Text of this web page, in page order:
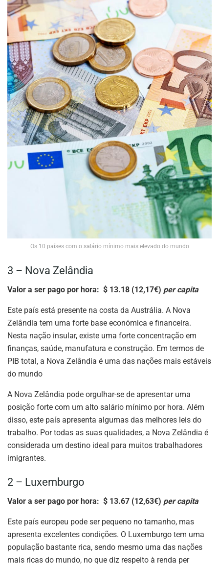
Os 10 países com o salário mínimo mais elevado do mundo
3 – Nova Zelândia
Valor a ser pago por hora: $ 13.18 (12,17€) per capita
Este país está presente na costa da Austrália. A Nova
Zelândia tem uma forte base económica e financeira.
Nesta nação insular, existe uma forte concentração em
finanças, saúde, manufatura e construção. Em termos de
PIB total, a Nova Zelândia é uma das nações mais estáveis
​​do mundo
A Nova Zelândia pode orgulhar-se de apresentar uma
posição forte com um alto salário mínimo por hora. Além
disso, este país apresenta algumas das melhores leis do
trabalho. Por todas as suas qualidades, a Nova Zelândia é
considerada um destino ideal para muitos trabalhadores
imigrantes.
2 – Luxemburgo
Valor a ser pago por hora: $ 13.67 (12,63€) per capita
Este país europeu pode ser pequeno no tamanho, mas
apresenta excelentes condições. O Luxemburgo tem uma
população bastante rica, sendo mesmo uma das nações
mais ricas do mundo, no que diz respeito à renda per